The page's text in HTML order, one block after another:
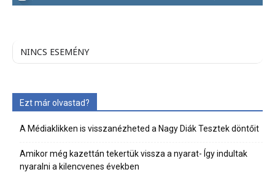
NINCS ESEMÉNY
Ezt már olvastad?
A Médiaklikken is visszanézheted a Nagy Diák Tesztek döntőit
Amikor még kazettán tekertük vissza a nyarat- Így indultak
nyaralni a kilencvenes években